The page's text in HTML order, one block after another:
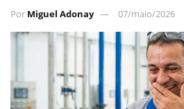
Por Miguel Adonay 07/maio/2026